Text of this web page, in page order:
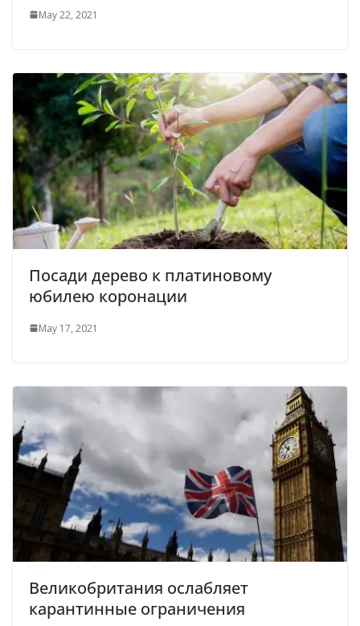
May 22, 2021
Посади дерево к платиновому
юбилею коронации
May 17, 2021
Великобритания ослабляет
карантинные ограничения